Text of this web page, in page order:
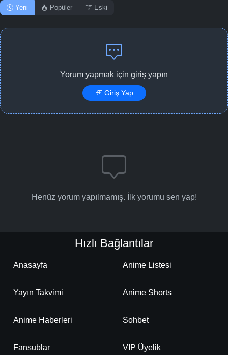
Yeni Popüler Eski
Yorum yapmak için giriş yapın
Giriş Yap
Henüz yorum yapılmamış. İlk yorumu sen yap!
Hızlı Bağlantılar
Anasayfa Anime Listesi
Yayın Takvimi Anime Shorts
Anime Haberleri Sohbet
Fansublar VIP Üyelik